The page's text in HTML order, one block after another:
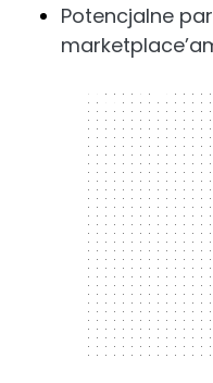
Potencjalne
300 x 250